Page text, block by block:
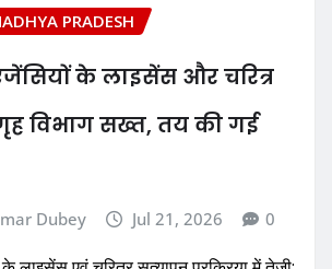
PRADESH
के लाइसेंस और चरित्र
विभाग सख्त, तय की गई
Dubey Jul 21, 2026 0